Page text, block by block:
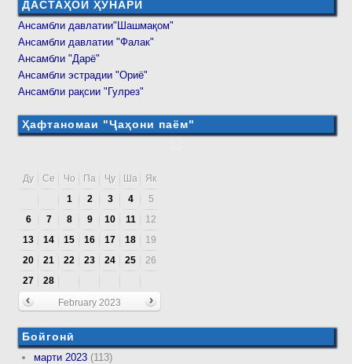
ДАСТАҲОИ ҲУНАРӢ
Ансамбли давлатии"Шашмақом"
Ансамбли давлатии "Фалак"
Ансамбли "Дарё"
Ансамбли эстрадии "Ориё"
Ансамбли рақсии "Гулрез"
Ҳафтаномаи "Ҷаҳони паём"
Ду Се Чо Па Ҷу Ша
Як
1
2 3 4
5
6
7 8 9 10 11
12
13
14 15 16 17 18
19
20
21 22 23 24 25
26
27
28
February 2023
Бойгонӣ
марти 2023 (113)